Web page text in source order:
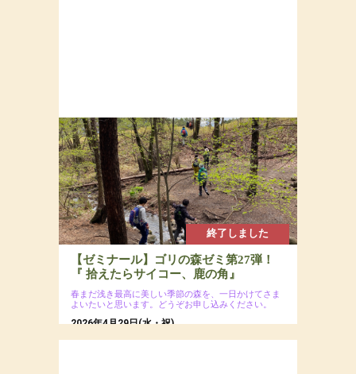
終了しました
【ゼミナール】ゴリの森ゼミ第27弾！
『 拾えたらサイコー、鹿の角』
春まだ浅き最高に美しい季節の森を、一日かけてさま
よいたいと思います。どうぞお申し込みください。
2026年4月29日(水・祝)
場所：八ヶ岳南麓の森